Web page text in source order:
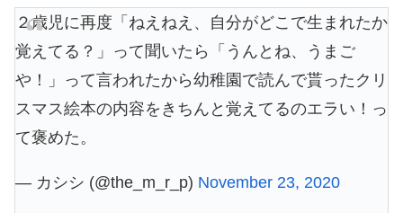
２歳児に再度「ねえねえ、自分がどこで生まれたか
覚えてる？」って聞いたら「うんとね、うまご
や！」って言われたから幼稚園で読んで貰ったクリ
スマス絵本の内容をきちんと覚えてるのエラい！っ
て褒めた。
— カシシ (@the_m_r_p) November 23, 2020